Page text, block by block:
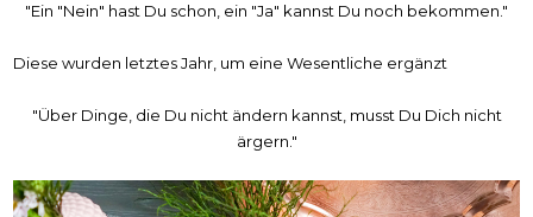
"Ein "Nein" hast Du schon, ein "Ja" kannst Du noch bekommen."
Diese wurden letztes Jahr, um eine Wesentliche ergänzt
"Über Dinge, die Du nicht ändern kannst, musst Du Dich nicht
ärgern."